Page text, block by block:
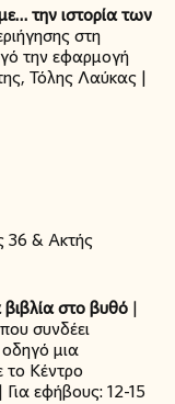
την ιστορία των
στη
την εφαρμογή
Τόλης Λαύκας |
36 & Ακτής
στο βυθό |
συνδέει
οδηγό μια
Κέντρο
εφήβους: 12-15